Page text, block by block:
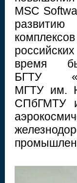
MSC
время
БГТУ
МГТУ им.
СПбГМТУ